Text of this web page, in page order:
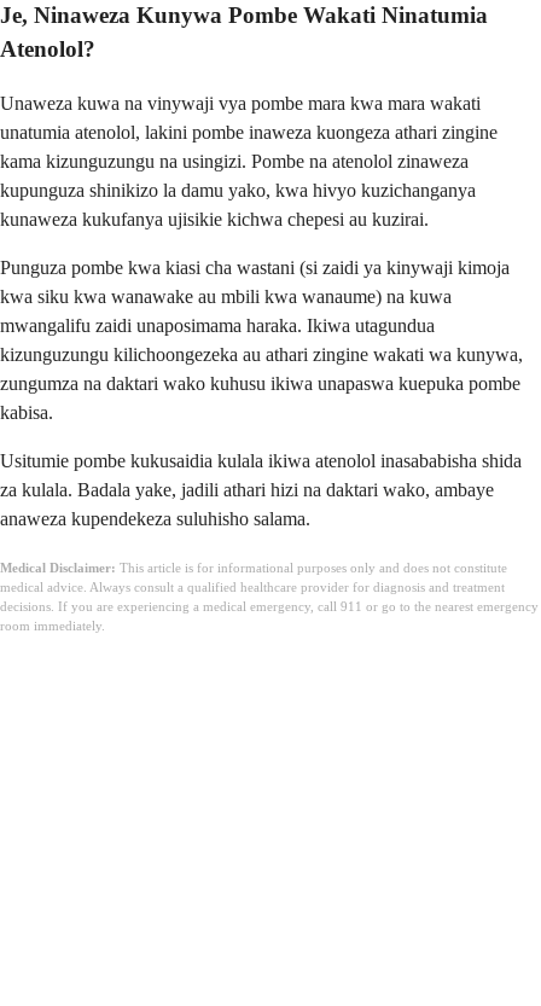
Je, Ninaweza Kunywa Pombe Wakati Ninatumia
Atenolol?
Unaweza kuwa na vinywaji vya pombe mara kwa mara wakati
unatumia atenolol, lakini pombe inaweza kuongeza athari zingine
kama kizunguzungu na usingizi. Pombe na atenolol zinaweza
kupunguza shinikizo la damu yako, kwa hivyo kuzichanganya
kunaweza kukufanya ujisikie kichwa chepesi au kuzirai.
Punguza pombe kwa kiasi cha wastani (si zaidi ya kinywaji kimoja
kwa siku kwa wanawake au mbili kwa wanaume) na kuwa
mwangalifu zaidi unaposimama haraka. Ikiwa utagundua
kizunguzungu kilichoongezeka au athari zingine wakati wa kunywa,
zungumza na daktari wako kuhusu ikiwa unapaswa kuepuka pombe
kabisa.
Usitumie pombe kukusaidia kulala ikiwa atenolol inasababisha shida
za kulala. Badala yake, jadili athari hizi na daktari wako, ambaye
anaweza kupendekeza suluhisho salama.
Medical Disclaimer: This article is for informational purposes only and does not constitute
medical advice. Always consult a qualified healthcare provider for diagnosis and treatment
decisions. If you are experiencing a medical emergency, call 911 or go to the nearest emergency
room immediately.